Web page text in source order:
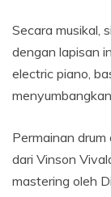
Secara musikal,
dengan lapisan
electric piano,
Permainan
dari Vinson
mastering oleh